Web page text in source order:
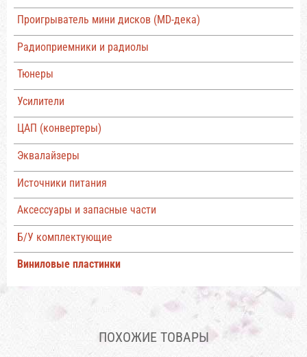
Проигрыватель мини дисков (MD-дека)
Радиоприемники и радиолы
Тюнеры
Усилители
ЦАП (конвертеры)
Эквалайзеры
Источники питания
Аксессуары и запасные части
Б/У комплектующие
Виниловые пластинки
ПОХОЖИЕ ТОВАРЫ